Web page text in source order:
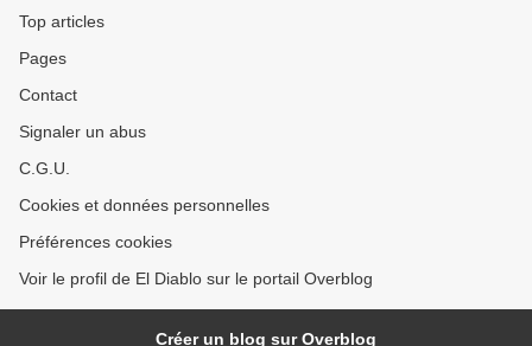
Top articles
Pages
Contact
Signaler un abus
C.G.U.
Cookies et données personnelles
Préférences cookies
Voir le profil de El Diablo sur le portail Overblog
Créer un blog sur Overblog